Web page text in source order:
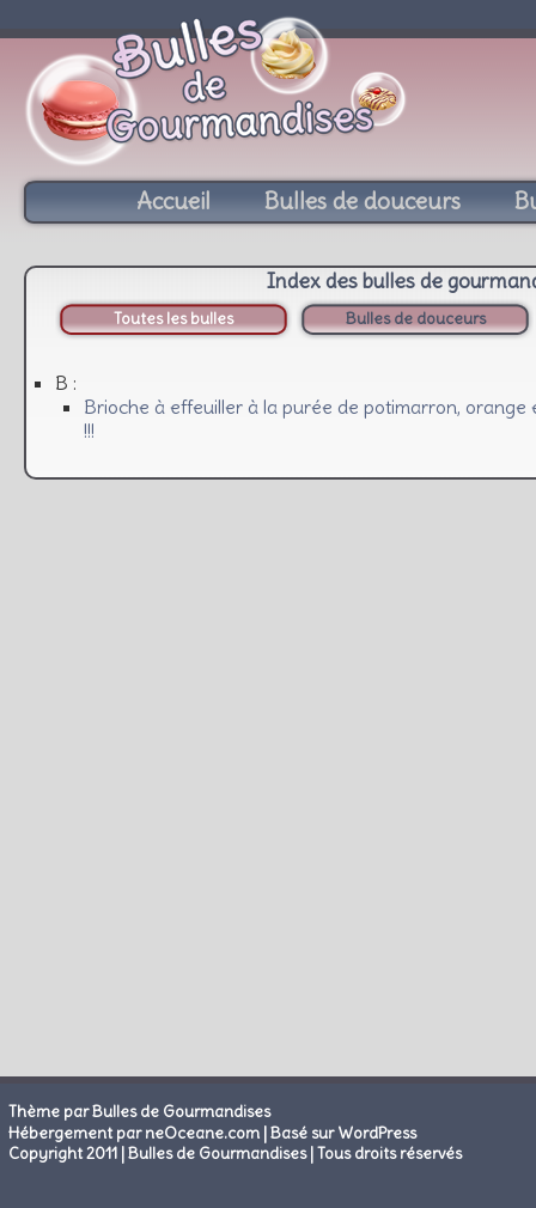
Accueil Bulles de douceurs
Index des bulles de
Toutes les bulles Bulles de douceurs
B :
Brioche à effeuiller à la purée de potimarron,
!!!
Thème par Bulles de Gourmandises
Hébergement par neOceane.com |Basé sur WordPress
Copyright 2011 | Bulles de Gourmandises | Tous droits réservés